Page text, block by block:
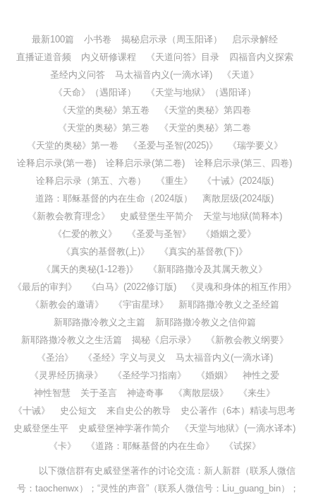
最新100篇 小书卷 揭秘启示录（周玉阳译）
启示录解经
直播证道音频
内义研修课程 《天道问答》目录
四福音内义探索
圣经内义问答
马太福音内义(一滴水译)
《天道》
《天命》（遇阳译）
《天堂与地狱》（遇阳译）
《天堂的奥秘》第五卷
《天堂的奥秘》第四卷
《天堂的奥秘》第三卷
《天堂的奥秘》第二卷
《天堂的奥秘》第一卷
《圣爱与圣智(2025)》
《瑞学要义》
诠释启示录(第一卷)
诠释启示录(第二卷)
诠释启示录(第三、四卷)
诠释启示录（第五、六卷）
《重生》
《十诫》(2024版)
道路：耶稣基督的内在生命（2024版）
离散层级(2024版)
《新教会教育理念》
史威登堡生平简介
天堂与地狱(简释本)
《仁爱的教义》
《圣爱与圣智》
《婚姻之爱》
《真实的基督教(上)》
《真实的基督教(下)》
《属天的奥秘(1-12卷)》
《新耶路撒冷及其属天教义》
《最后的审判》
《白马》(2022修订版)
《灵魂和身体的相互作用》
《新教会的邀请》
《宇宙星球》
新耶路撒冷教义之圣经篇
新耶路撒冷教义之主篇
新耶路撒冷教义之信仰篇
新耶路撒冷教义之生活篇
揭秘《启示录》
《新教会教义纲要》
《圣治》
《圣经》字义与灵义
马太福音内义(一滴水译)
《灵界经历摘录》
《圣经学习指南》 《婚姻》
神性之爱
神性智慧
关于圣言 神迹奇事 《离散层级》
《来生》
《十诫》
史公短文 来自史公的教导
史公著作（6本）精读与思考
史威登堡生平
史威登堡神学著作简介
《天堂与地狱》(一滴水译本)
《卡》
《道路：耶稣基督的内在生命》 《试探》
以下微信群有史威登堡著作的讨论交流：新人新群（联系人微信
号：taochenwx）；“灵性的声音”（联系人微信号：Liu_guang_bin）；